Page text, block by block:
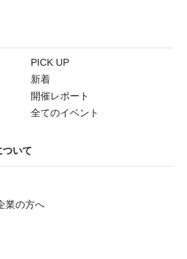
PICK UP
新着
開催レポート
全てのイベント
ついて
業の方へ